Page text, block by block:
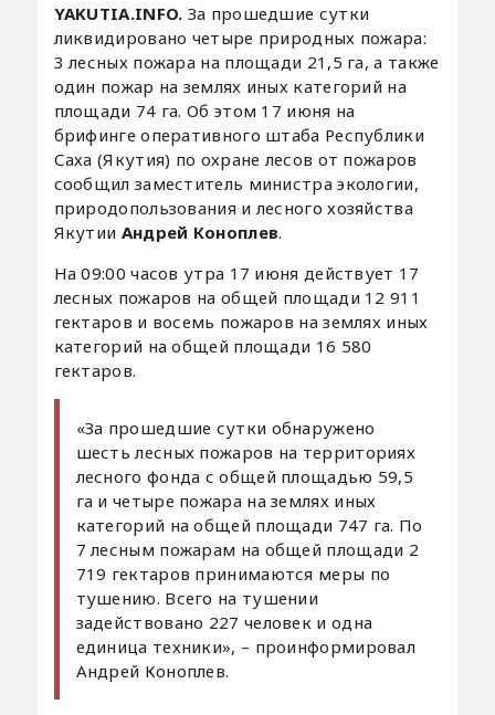
YAKUTIA.INFO. За прошедшие сутки
ликвидировано четыре природных пожара:
3 лесных пожара на площади 21,5 га, а также
один пожар на землях иных категорий на
площади 74 га. Об этом 17 июня на
брифинге оперативного штаба Республики
Саха (Якутия) по охране лесов от пожаров
сообщил заместитель министра экологии,
природопользования и лесного хозяйства
Якутии Андрей Коноплев.
На 09:00 часов утра 17 июня действует 17
лесных пожаров на общей площади 12 911
гектаров и восемь пожаров на землях иных
категорий на общей площади 16 580
гектаров.
«За прошедшие сутки обнаружено
шесть лесных пожаров на территориях
лесного фонда с общей площадью 59,5
га и четыре пожара на землях иных
категорий на общей площади 747 га. По
7 лесным пожарам на общей площади 2
719 гектаров принимаются меры по
тушению. Всего на тушении
задействовано 227 человек и одна
единица техники», – проинформировал
Андрей Коноплев.